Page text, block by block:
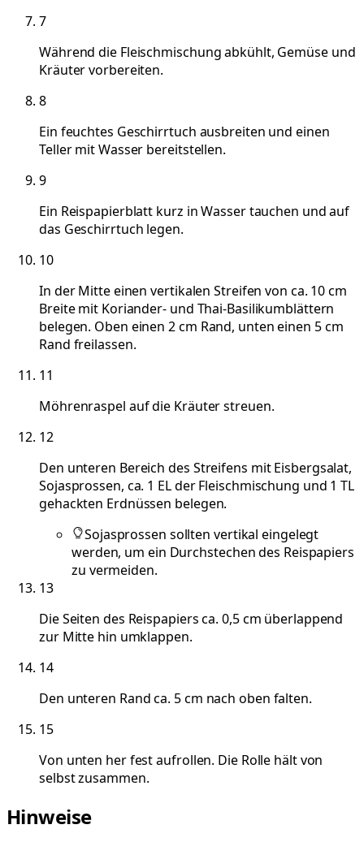
7
Während die Fleischmischung abkühlt, Gemüse und
Kräuter vorbereiten.
8
Ein feuchtes Geschirrtuch ausbreiten und einen
Teller mit Wasser bereitstellen.
9
Ein Reispapierblatt kurz in Wasser tauchen und auf
das Geschirrtuch legen.
10
In der Mitte einen vertikalen Streifen von ca. 10 cm
Breite mit Koriander- und Thai-Basilikumblättern
belegen. Oben einen 2 cm Rand, unten einen 5 cm
Rand freilassen.
11
Möhrenraspel auf die Kräuter streuen.
12
Den unteren Bereich des Streifens mit Eisbergsalat,
Sojasprossen, ca. 1 EL der Fleischmischung und 1 TL
gehackten Erdnüssen belegen.
Sojasprossen sollten vertikal eingelegt
werden, um ein Durchstechen des Reispapiers
zu vermeiden.
13
Die Seiten des Reispapiers ca. 0,5 cm überlappend
zur Mitte hin umklappen.
14
Den unteren Rand ca. 5 cm nach oben falten.
15
Von unten her fest aufrollen. Die Rolle hält von
selbst zusammen.
Hinweise